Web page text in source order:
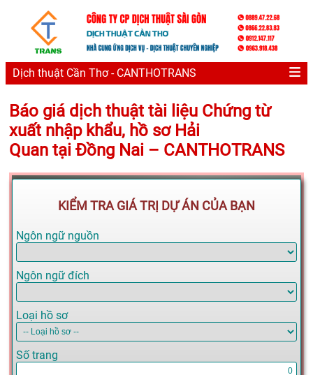
Dịch thuật Cần Thơ - CANTHOTRANS
Báo giá dịch thuật tài liệu Chứng từ
xuất nhập khẩu, hồ sơ Hải
Quan tại Đồng Nai – CANTHOTRANS
KIỂM TRA GIÁ TRỊ DỰ ÁN CỦA BẠN
Ngôn ngữ nguồn
Ngôn ngữ đích
Loại hồ sơ
Số trang